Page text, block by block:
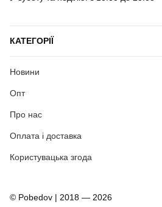
КАТЕГОРІЇ
Новини
Опт
Про нас
Оплата і доставка
Користувацька згода
© Pobedov | 2018 — 2026